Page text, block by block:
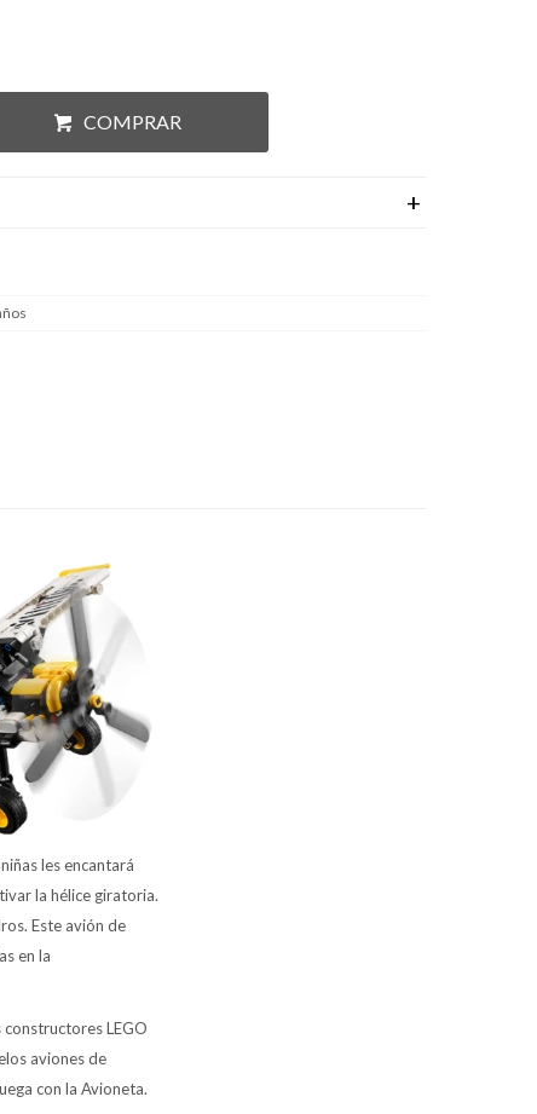
COMPRAR
les encantará
la hélice giratoria.
Este avión de
en la
LEGO
aviones de
con la Avioneta.